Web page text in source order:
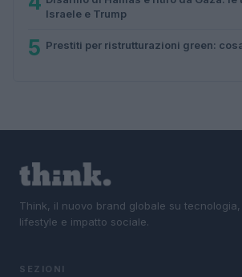
Israele e Trump
5 Prestiti per ristrutturazioni green:
Think, il nuovo brand globale su tecnologia,
lifestyle e impatto sociale.
SEZIONI